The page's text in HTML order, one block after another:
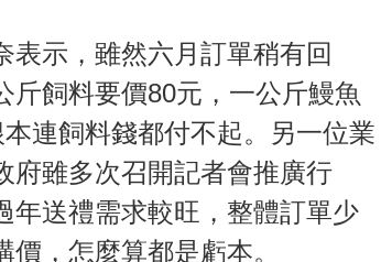
表示，雖然六月訂單稍有回
斤飼料要價80元，一公斤鰻魚
連飼料錢都付不起。另一位業
府雖多次召開記者會推廣行
年送禮需求較旺，整體訂單少
，怎麼算都是虧本。